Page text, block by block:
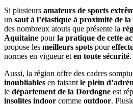
Si plusieurs amateurs de sports
un saut à l’élastique à proximité de
des nombreux atouts que présente la
Aquitaine pourla pratique de cette
propose les meilleurs spots pour
normes en vigueur et en toute sécurité.
Aussi, la région offre des cadres
inoubliables en faisant le plein
le département de la Dordogne est
insolites indoor comme outdoor.